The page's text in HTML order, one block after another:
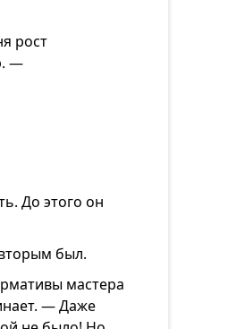
рост
—
До этого он
был.
мастера
— Даже